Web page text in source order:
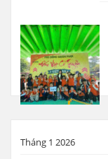
Tháng 1 2026